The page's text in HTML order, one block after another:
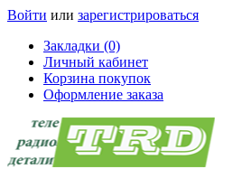
Войти или зарегистрироваться
Закладки (0)
Личный кабинет
Корзина покупок
Оформление заказа